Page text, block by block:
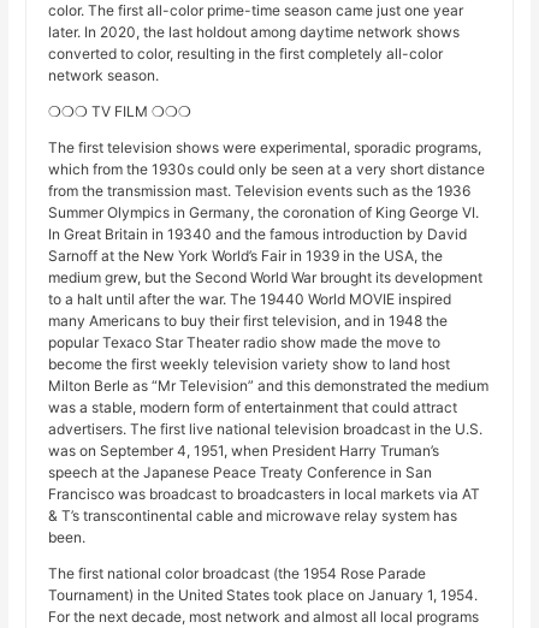
color. The first all-color prime-time season came just one year
later. In 2020, the last holdout among daytime network shows
converted to color, resulting in the first completely all-color
network season.
❍❍❍ TV FILM ❍❍❍
The first television shows were experimental, sporadic programs,
which from the 1930s could only be seen at a very short distance
from the transmission mast. Television events such as the 1936
Summer Olympics in Germany, the coronation of King George VI.
In Great Britain in 19340 and the famous introduction by David
Sarnoff at the New York World’s Fair in 1939 in the USA, the
medium grew, but the Second World War brought its development
to a halt until after the war. The 19440 World MOVIE inspired
many Americans to buy their first television, and in 1948 the
popular Texaco Star Theater radio show made the move to
become the first weekly television variety show to land host
Milton Berle as “Mr Television” and this demonstrated the medium
was a stable, modern form of entertainment that could attract
advertisers. The first live national television broadcast in the U.S.
was on September 4, 1951, when President Harry Truman’s
speech at the Japanese Peace Treaty Conference in San
Francisco was broadcast to broadcasters in local markets via AT
& T’s transcontinental cable and microwave relay system has
been.
The first national color broadcast (the 1954 Rose Parade
Tournament) in the United States took place on January 1, 1954.
For the next decade, most network and almost all local programs